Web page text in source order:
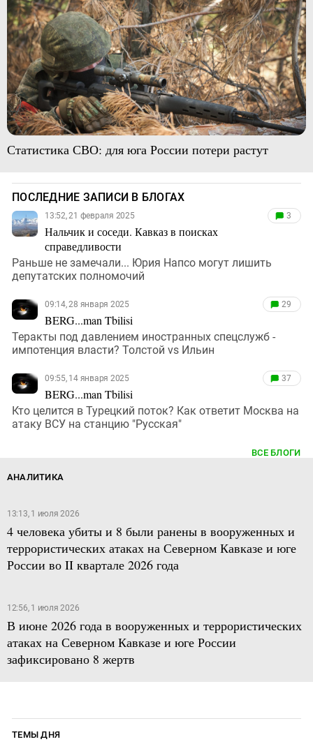
Статистика СВО: для юга России потери растут
ПОСЛЕДНИЕ ЗАПИСИ В БЛОГАХ
13:52, 21 февраля 2025
Нальчик и соседи. Кавказ в поисках
справедливости
3
Раньше не замечали... Юрия Напсо могут лишить
депутатских полномочий
09:14, 28 января 2025
BERG...man Tbilisi
29
Теракты под давлением иностранных спецслужб -
импотенция власти? Толстой vs Ильин
09:55, 14 января 2025
BERG...man Tbilisi
37
Кто целится в Турецкий поток? Как ответит Москва на
атаку ВСУ на станцию "Русская"
ВСЕ БЛОГИ
АНАЛИТИКА
13:13, 1 июля 2026
4 человека убиты и 8 были ранены в вооруженных и
террористических атаках на Северном Кавказе и юге
России во II квартале 2026 года
12:56, 1 июля 2026
В июне 2026 года в вооруженных и террористических
атаках на Северном Кавказе и юге России
зафиксировано 8 жертв
ТЕМЫ ДНЯ